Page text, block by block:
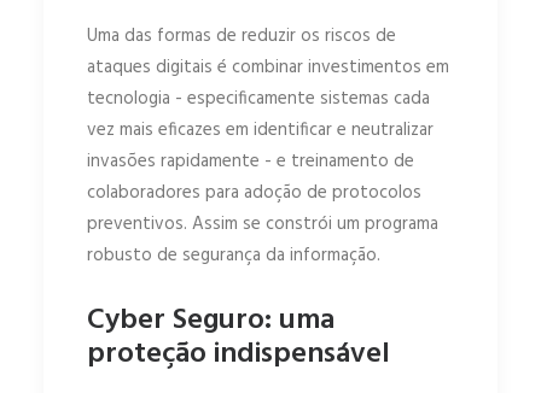
Uma das formas de reduzir os riscos de
ataques digitais é combinar investimentos em
tecnologia - especificamente sistemas cada
vez mais eficazes em identificar e neutralizar
invasões rapidamente - e treinamento de
colaboradores para adoção de protocolos
preventivos. Assim se constrói um programa
robusto de segurança da informação.
Cyber Seguro: uma
proteção indispensável